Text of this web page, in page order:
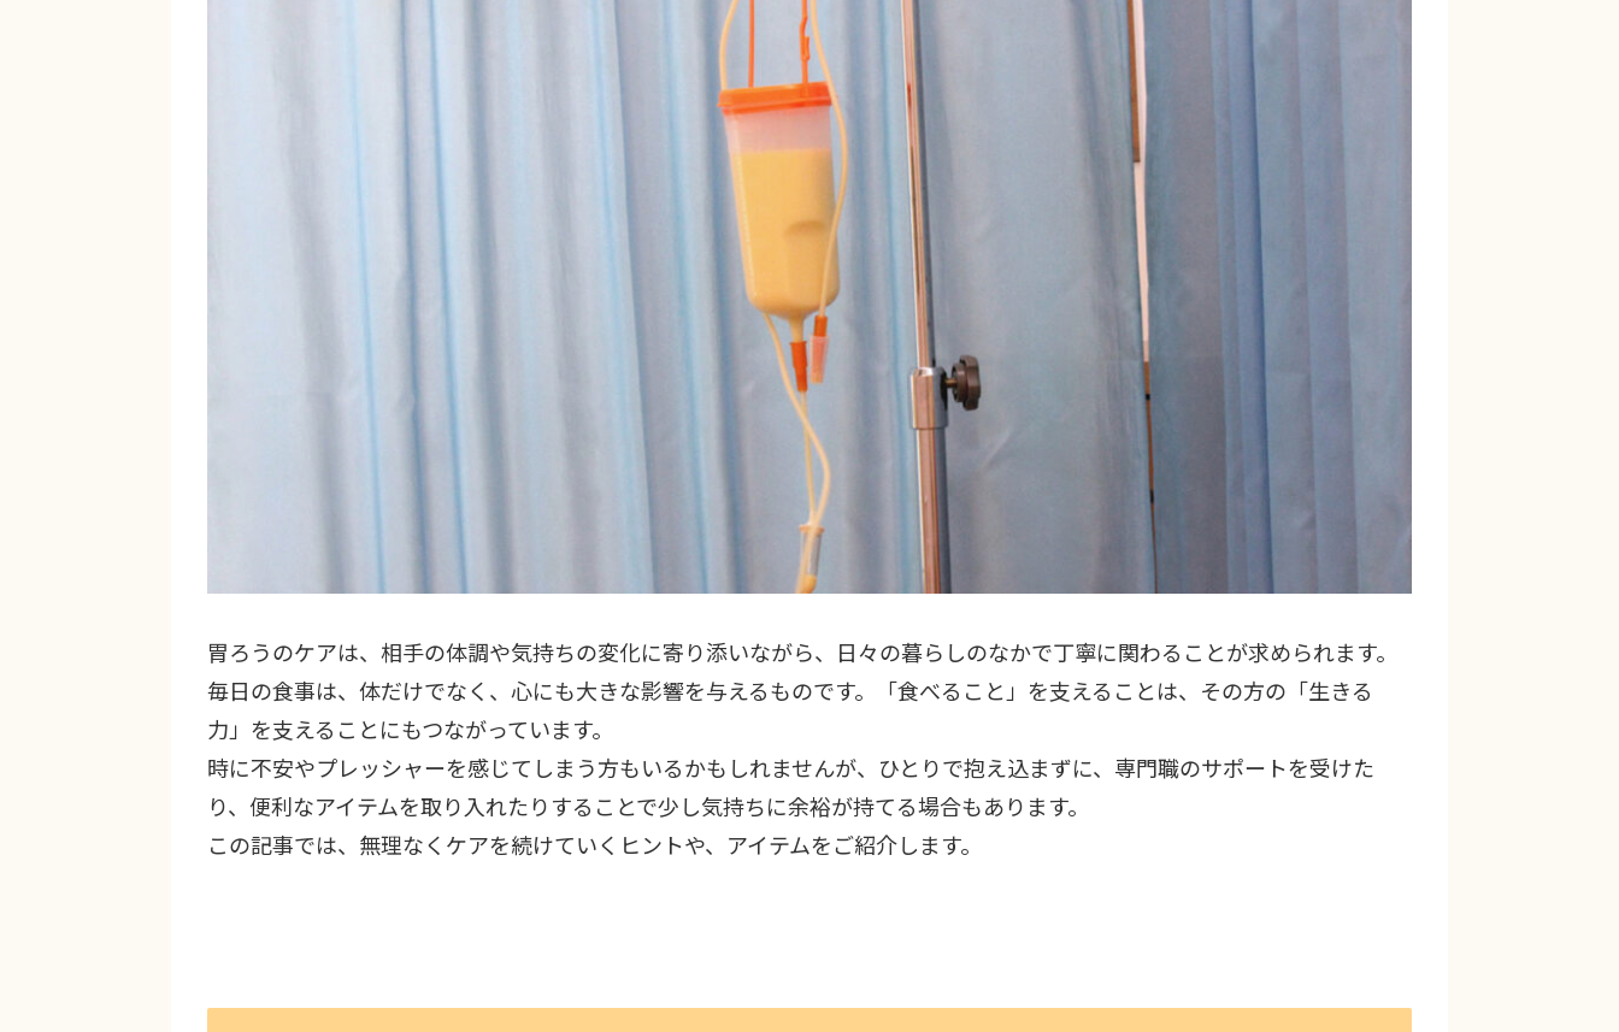
胃ろうのケアは、相手の体調や気持ちの変化に寄り添いながら、日々の暮らしのなかで丁寧に関わることが求められます。
毎日の食事は、体だけでなく、心にも大きな影響を与えるものです。「食べること」を支えることは、その方の「生きる
力」を支えることにもつながっています。
時に不安やプレッシャーを感じてしまう方もいるかもしれませんが、ひとりで抱え込まずに、専門職のサポートを受けた
り、便利なアイテムを取り入れたりすることで少し気持ちに余裕が持てる場合もあります。
この記事では、無理なくケアを続けていくヒントや、アイテムをご紹介します。